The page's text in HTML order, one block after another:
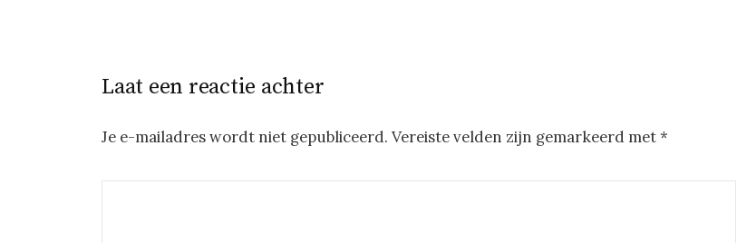
Laat een reactie achter
Je e-mailadres wordt niet gepubliceerd. Vereiste velden zijn gemarkeerd met*